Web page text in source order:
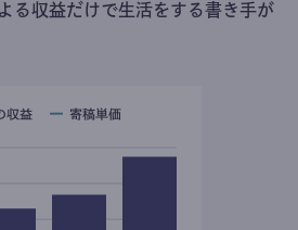
る収益だけで生活をする書き手が